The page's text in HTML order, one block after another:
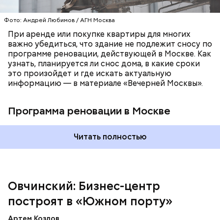
Фото: Андрей Любимов / АГН Москва
При аренде или покупке квартиры для многих
важно убедиться, что здание не подлежит сносу по
программе реновации, действующей в Москве. Как
узнать, планируется ли снос дома, в какие сроки
это произойдет и где искать актуальную
информацию — в материале «Вечерней Москвы».
Программа реновации в Москве
Читать полностью
Овчинский: Бизнес-центр
построят в «Южном порту»
Архитектурные решения для делового комплекса
разработало бюро Ariada. Его высота составит 45
вестибюли, магазины и рестораны. Кроме того, в
бизнес-центре предусмотрен паркинг.
используют стеклянные и металлические панели в
сочетании с решетками в технических зонах. Для
остекления предусмотрены энергосберегающие
двухкамерные стеклопакеты.